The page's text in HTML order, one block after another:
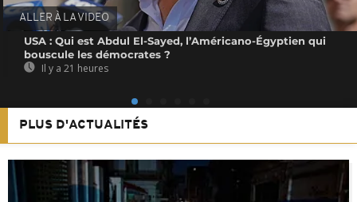
ALLER À LA VIDEO
USA : Qui est Abdul El-Sayed, l’Américano-Égyptien qui
bouscule les démocrates ?
Il y a 21 heures
PLUS D'ACTUALITÉS